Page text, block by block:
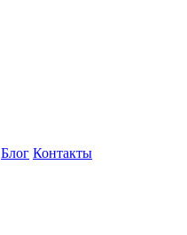
Блог Контакты